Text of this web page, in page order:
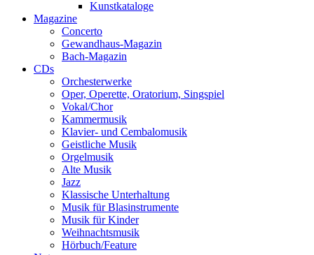
Kunstkataloge
Magazine
Concerto
Gewandhaus-Magazin
Bach-Magazin
CDs
Orchesterwerke
Oper, Operette, Oratorium, Singspiel
Vokal/Chor
Kammermusik
Klavier- und Cembalomusik
Geistliche Musik
Orgelmusik
Alte Musik
Jazz
Klassische Unterhaltung
Musik für Blasinstrumente
Musik für Kinder
Weihnachtsmusik
Hörbuch/Feature